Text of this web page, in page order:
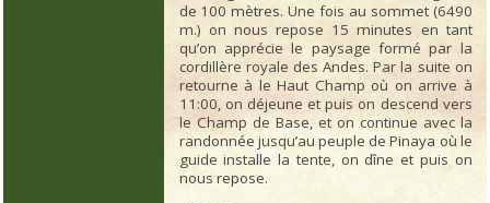
de 100 mètres. Une fois au sommet (6490
m.) on nous repose 15 minutes en tant
qu’on apprécie le paysage formé par la
cordillère royale des Andes. Par la suite on
retourne à le Haut Champ où on arrive à
11:00, on déjeune et puis on descend vers
le Champ de Base, et on continue avec la
randonnée jusqu’au peuple de Pinaya où le
guide installe la tente, on dîne et puis on
nous repose.